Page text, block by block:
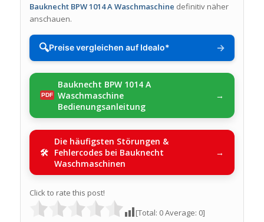
Bauknecht BPW 1014 A Waschmaschine definitiv näher
anschauen.
🔍Preise vergleichen auf Idealo* →
Bauknecht BPW 1014 A
Waschmaschine
Bedienungsanleitung
Die häufigsten Störungen &
Fehlercodes bei Bauknecht
Waschmaschinen
Click to rate this post!
[Total: 0Average: 0]